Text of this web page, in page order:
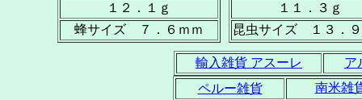
１２．１ｇ
蜂サイズ ７．６ｍｍ
１１．３ｇ
昆虫サイズ １３．
輸入雑貨 アスーレ
ア
ペルー雑貨
南米雑